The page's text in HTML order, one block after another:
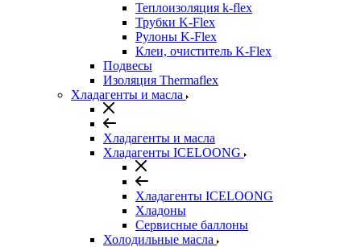
Теплоизоляция k-flex
Трубки K-Flex
Рулоны K-Flex
Клеи, очиститель K-Flex
Подвесы
Изоляция Thermaflex
Хладагенты и масла
Хладагенты и масла
Хладагенты ICELOONG
Хладагенты ICELOONG
Хладоны
Сервисные баллоны
Холодильные масла